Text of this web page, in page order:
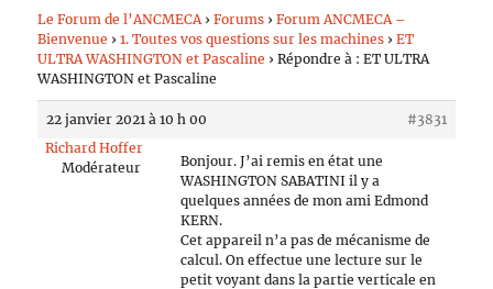
Le Forum de l’ANCMECA › Forums › Forum ANCMECA –
Bienvenue › 1. Toutes vos questions sur les machines › ET
ULTRA WASHINGTON et Pascaline › Répondre à : ET ULTRA
WASHINGTON et Pascaline
22 janvier 2021 à 10 h 00
#3831
Richard Hoffer
Modérateur
Bonjour. J’ai remis en état une
WASHINGTON SABATINI il y a
quelques années de mon ami Edmond
KERN.
Cet appareil n’a pas de mécanisme de
calcul. On effectue une lecture sur le
petit voyant dans la partie verticale en